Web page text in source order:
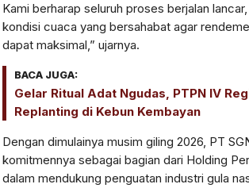
Kami berharap seluruh proses berjalan
kondisi cuaca yang bersahabat agar
dapat maksimal,” ujarnya.
BACA JUGA:
Gelar Ritual Adat Ngudas, PTPN IV
Replanting di Kebun Kembayan
Dengan dimulainya musim giling 2026, PT
komitmennya sebagai bagian dari Holding
dalam mendukung penguatan industri gula